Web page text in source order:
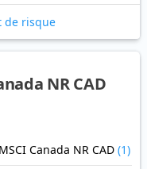
de risque
NR CAD
MSCI Canada NR CAD (1)